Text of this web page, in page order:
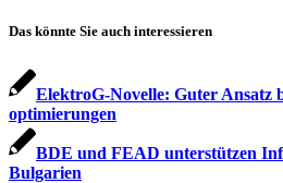
Das könnte Sie auch interessieren
ElektroG-Novelle: Guter Ansatz
optimierungen
BDE und FEAD unterstützen
Bulgarien